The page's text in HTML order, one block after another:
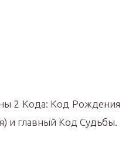
2 Кода: Код Рождения
и главный Код Судьбы.